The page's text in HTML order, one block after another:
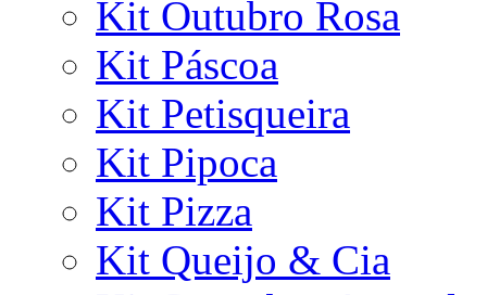
Kit Outubro Rosa
Kit Páscoa
Kit Petisqueira
Kit Pipoca
Kit Pizza
Kit Queijo & Cia